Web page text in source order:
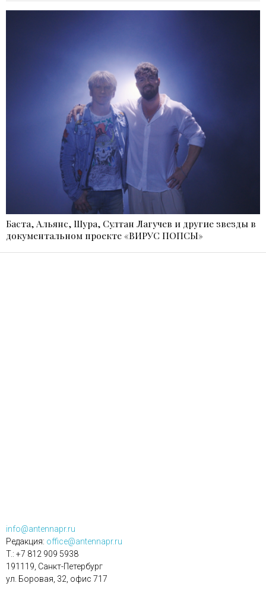
Баста, Альянс, Шура, Султан Лагучев и другие звезды в
документальном проекте «ВИРУС ПОПСЫ»
info@antennapr.ru
Редакция: office@antennapr.ru
T.: +7 812 909 5938
191119, Санкт-Петербург
ул. Боровая, 32, офис 717